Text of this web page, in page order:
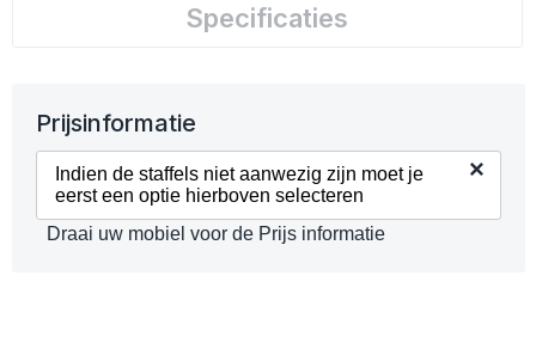
Specificaties
Prijsinformatie
Indien de staffels niet aanwezig zijn moet je
eerst een optie hierboven selecteren
×
Draai uw mobiel voor de Prijs informatie